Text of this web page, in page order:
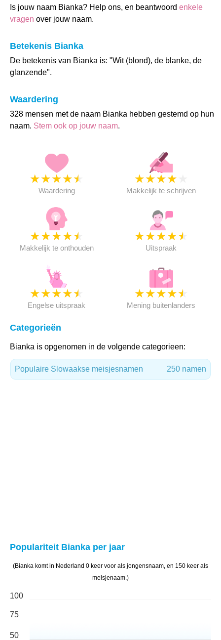
Is jouw naam Bianka? Help ons, en beantwoord enkele
vragen over jouw naam.
Betekenis Bianka
De betekenis van Bianka is: "Wit (blond), de blanke, de
glanzende".
Waardering
328 mensen met de naam Bianka hebben gestemd op hun
naam. Stem ook op jouw naam.
★★★★★
Waardering
★★★★
Makkelijk te schrijven
★★★★★
Makkelijk te onthouden
★★★★★
Uitspraak
★★★★★
Engelse uitspraak
★★★★★
Mening buitenlanders
Categorieën
Bianka is opgenomen in de volgende categorieen:
Populaire Slowaakse meisjesnamen 250 namen
Populariteit Bianka per jaar
(Bianka komt in Nederland 0 keer voor als jongensnaam, en 150 keer als
meisjenaam.)
100
75
50